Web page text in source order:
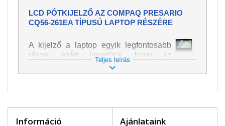
LCD PÓTKIJELZŐ AZ COMPAQ PRESARIO
CQ56-261EA TÍPUSÚ LAPTOP RÉSZÉRE
A kijelző a laptop egyik legfontosabb
része, ezért ügyelünk, hogy az
pótalkatrész a legjobb minőségű
legyen. A kép és szöveg különféle
laptoppal legnagyobb óvatossággal
Teljes leírás
Információ Ajánlataink